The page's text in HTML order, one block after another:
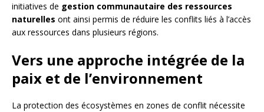
initiatives de gestion communautaire des ressources
naturelles ont ainsi permis de réduire les conflits liés à l’accès
aux ressources dans plusieurs régions.
Vers une approche intégrée de la
paix et de l’environnement
La protection des écosystèmes en zones de conflit nécessite